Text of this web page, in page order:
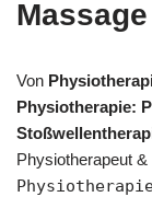
Massage
Von
Physiotherapie:
Physiotherapeut